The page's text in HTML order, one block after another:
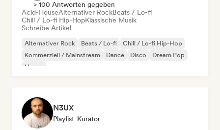
> 100 Antworten gegeben
Acid-HouseAlternativer RockBeats / Lo-fi
Chill / Lo-fi Hip-HopKlassische Musik
Schreibe Artikel
Alternativer Rock Beats / Lo-fi
Chill / Lo-fi Hip-Hop
Kommerziell / Mainstream
Dance Disco
Dream Pop
House
N3UX
Playlist-Kurator